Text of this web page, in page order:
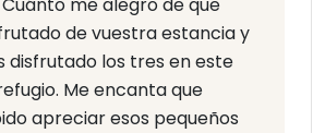
me alegro de que
de vuestra estancia y
disfrutado los tres en este
Me encanta que
apreciar esos pequeños